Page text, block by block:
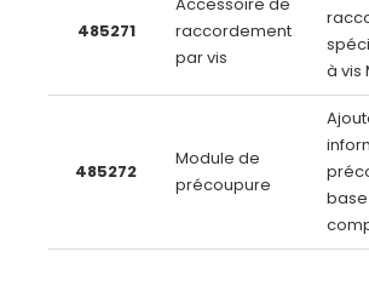
485271
raccordement
par vis
à vis
485272
Module de
précoupure
base